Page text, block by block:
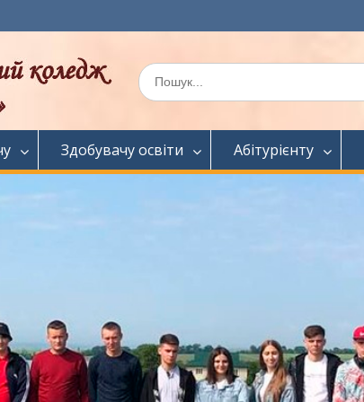
Шукати:
Здобувачу освіти Абітурієнту